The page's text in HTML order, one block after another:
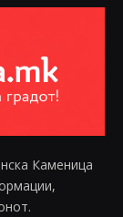
Каменица